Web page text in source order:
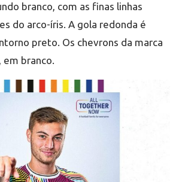
branco, com as finas linhas
do arco-íris. A gola redonda é
preto. Os chevrons da marca
em branco.